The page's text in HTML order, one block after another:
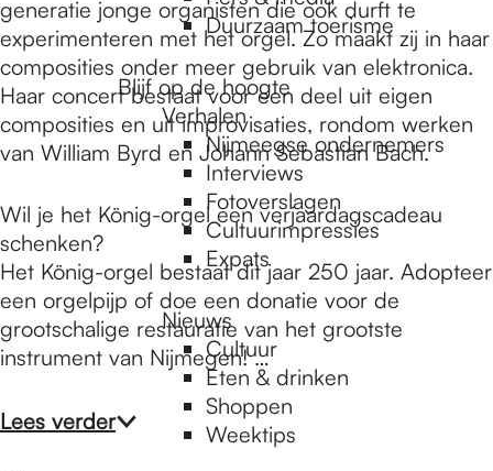
Duurzaam toerisme
Blijf op de hoogte
Verhalen
Nijmeegse ondernemers
Interviews
Fotoverslagen
Cultuurimpressies
Expats
Nieuws
Cultuur
Eten & drinken
Shoppen
Weektips
generatie jonge organisten die ook durft te
experimenteren met het orgel. Zo maakt zij in haar
composities onder meer gebruik van elektronica.
Haar concert bestaat voor een deel uit eigen
composities en uit improvisaties, rondom werken
van William Byrd en Johann Sebastian Bach.
Wil je het König-orgel een verjaardagscadeau
schenken?
Het König-orgel bestaat dit jaar 250 jaar. Adopteer
een orgelpijp of doe een donatie voor de
grootschalige restauratie van het grootste
instrument van Nijmegen! …
Lees verder